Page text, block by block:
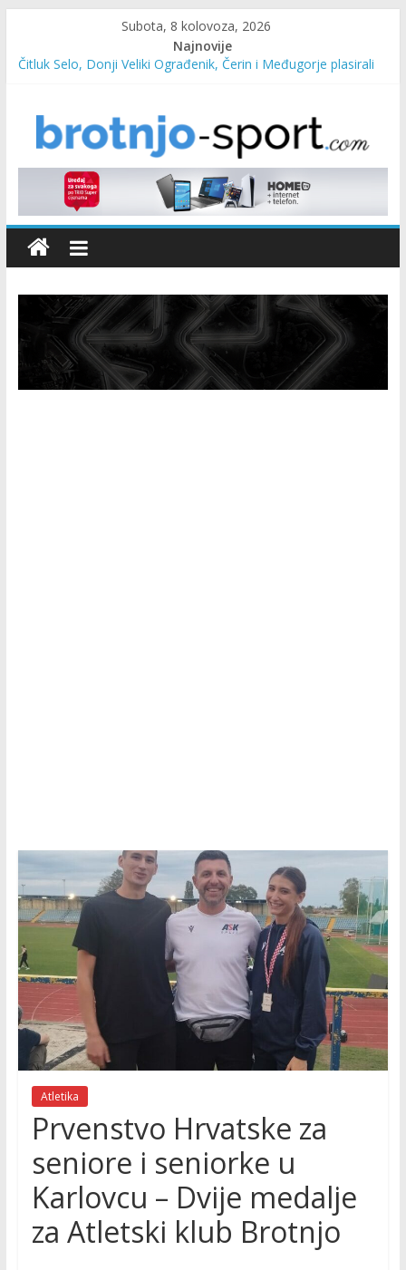
Subota, 8 kolovoza, 2026
Najnovije
Čitluk Selo, Donji Veliki Ograđenik, Čerin i Međugorje plasirali
Marin Čilić napredovao na ATP ljestvici
Poznati polufinalisti MNL MZ općine Čitluk – Brotnjo 2026.
Predsjednica Vlade Marija Buhač, ministar Ivo Bevanda i
načelnik Marin Radišić čestitali organizatoricama na realizaciji
sportsko edukativnog kampa “Izlazi vani”
Atletika
Prvenstvo Hrvatske za
seniore i seniorke u
Karlovcu – Dvije medalje
za Atletski klub Brotnjo